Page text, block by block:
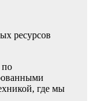
ресурсов
по
где мы